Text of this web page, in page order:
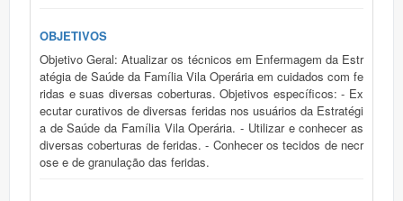
OBJETIVOS
Objetivo Geral: Atualizar os técnicos em Enfermagem da Estr
atégia de Saúde da Família Vila Operária em cuidados com fe
ridas e suas diversas coberturas. Objetivos específicos: - Ex
ecutar curativos de diversas feridas nos usuários da Estratégi
a de Saúde da Família Vila Operária. - Utilizar e conhecer as
diversas coberturas de feridas. - Conhecer os tecidos de necr
ose e de granulação das feridas.